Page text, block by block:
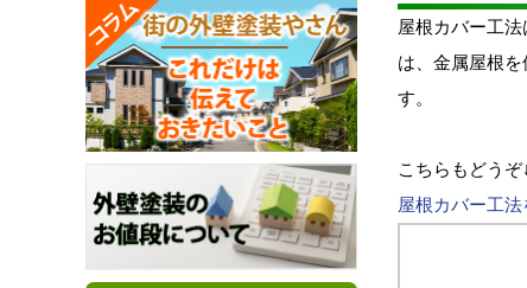
屋根カバー工
は、金属屋根
す。
こちらもどうぞ
屋根カバー工